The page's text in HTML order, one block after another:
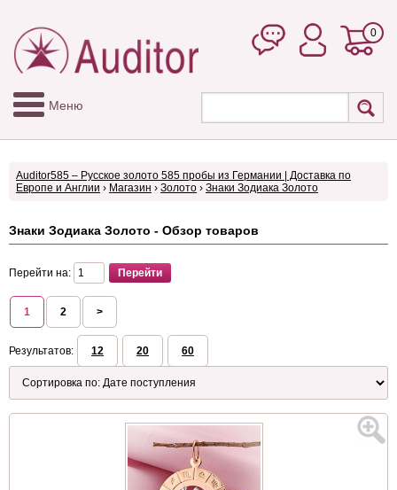
0
Меню
Auditor585 – Русское золото 585 пробы из Германии | Доставка по
Европе и Англии › Магазин › Золото › Знаки Зодиака Золото
Знаки Зодиака Золото - Обзор товаров
Перейти на:
1 2 >
Результатов: 12 20 60